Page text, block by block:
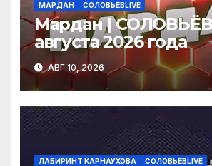
МАРДАН СОЛОВЬЁВLIVE
Мардан |
августа 2026 года
АВГ 10, 2026
ЛАБИРИНТ КАРНАУХОВА СОЛОВЬЁВLIVE